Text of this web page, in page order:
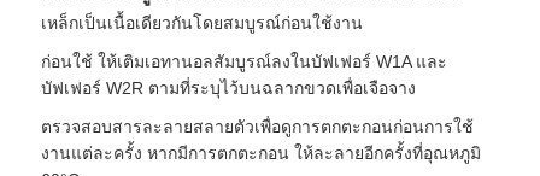
การควบคุมคุณภาพ
ติดต่อเรา
เหล็กเป็นเนื้อเดียวกันโดยสมบูรณ์ก่อนใช้งาน
ก่อนใช้ ให้เติมเอทานอลสัมบูรณ์ลงในบัฟเฟอร์ W1A และ
บัฟเฟอร์ W2R ตามที่ระบุไว้บนฉลากขวดเพื่อเจือจาง
ตรวจสอบสารละลายสลายตัวเพื่อดูการตกตะกอนก่อนการใช้
งานแต่ละครั้ง หากมีการตกตะกอน ให้ละลายอีกครั้งที่อุณหภูมิ